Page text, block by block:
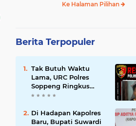
Ke Halaman Pilihan
Berita Terpopuler
Tak Butuh Waktu
Lama, URC Polres
Soppeng Ringkus
Terduga Pelaku
Di Hadapan Kapolres
Baru, Bupati Suwardi